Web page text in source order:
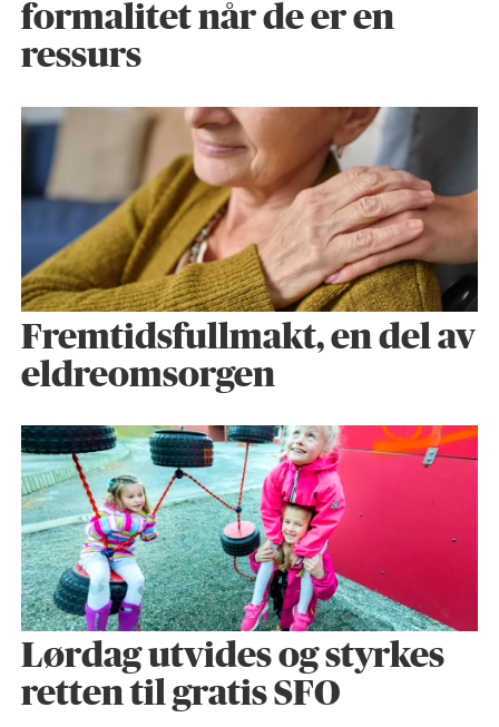
formalitet når de er en
ressurs
Fremtidsfullmakt, en del av
eldreomsorgen
Lørdag utvides og styrkes
retten til gratis SFO